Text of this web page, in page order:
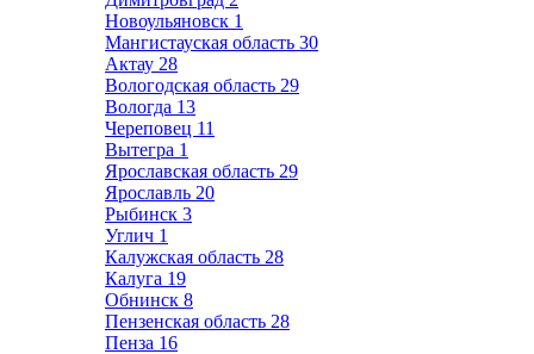
Новоульяновск 1
Мангистауская область 30
Актау 28
Вологодская область 29
Вологда 13
Череповец 11
Вытегра 1
Ярославская область 29
Ярославль 20
Рыбинск 3
Углич 1
Калужская область 28
Калуга 19
Обнинск 8
Пензенская область 28
Пенза 16